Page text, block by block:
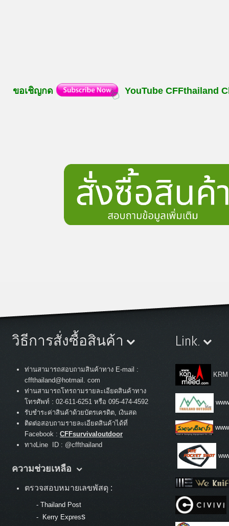
ขอเชิญกด YouTube CFFthailand
วิธีการสั่งซื้อสินค้า
ท่านสามารถสอบถามสินค้าทาง E-mail :
cffthailand@hotmail. com
ท่านสามารถโทรถามรายละเอียดสินค้าทาง
โทรศัพท์ : 02-611-6251 หรือ 095-474-4592
รับชำระค่าสินค้าด้วยบัตรเครดิต, เงินสด
ติดต่อสอบถามรายละเอียดสินค้าได้ที่
Facebook : CFFsurvivaloutdoor
ทางLine ID : @cffthailand
ความช่วยเหลือ
ตรวจสอบหมายเลขพัสดุ :
- Thailand Post
-
Kerry Express
Link.
KRM